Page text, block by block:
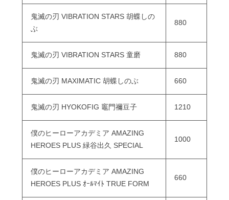
鬼滅の刃 VIBRATION STARS 胡蝶しの
ぶ
880
鬼滅の刃 VIBRATION STARS 童磨 880
鬼滅の刃 MAXIMATIC 胡蝶しのぶ 660
鬼滅の刃 HYOKOFIG 竈門禰豆子 1210
僕のヒーローアカデミア AMAZING
HEROES PLUS 緑谷出久 SPECIAL
1000
僕のヒーローアカデミア AMAZING
HEROES PLUS ｵｰﾙﾏｲﾄ TRUE FORM
660